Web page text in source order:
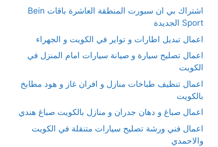
اشتراك بي ان سبورت المنطقة العاشرة باقات Bein
Sport الجديدة
اعمال تبديل اطارات و تواير في الكويت و الجهراء
اعمال تصليح سيارة و صيانة سيارات امام المنزل في
الكويت
اعمال تنظيف طباخات منازل و افران غاز و هود مطابخ
بالكويت
اعمال صباغ و دهان جدران و منازل بالكويت صباغ هندي
اعمال فني ورشة تصليح سيارات متنقلة في الكويت
والاحمدي